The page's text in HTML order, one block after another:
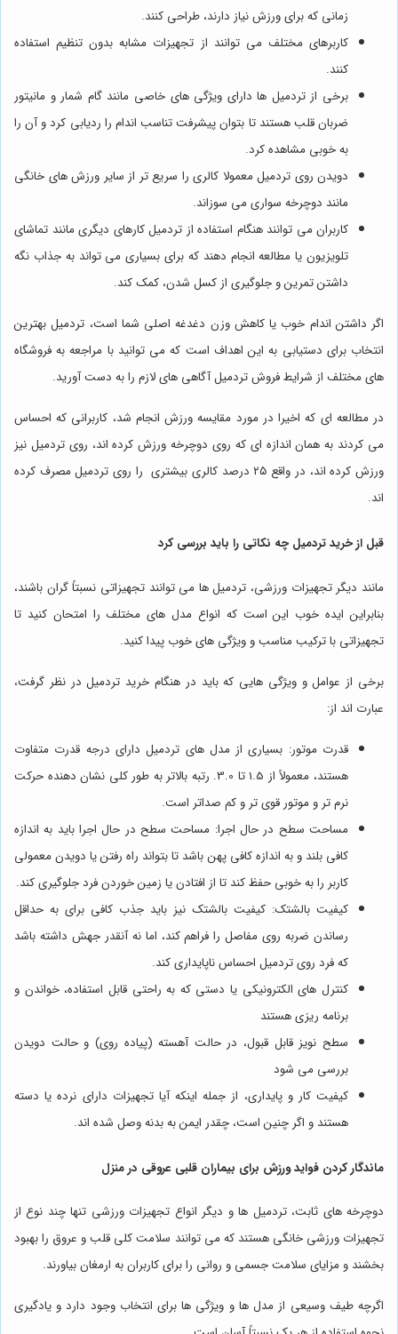
زمانی که برای ورزش نیاز دارند، طراحی کنند.
کاربرهای مختلف می توانند از تجهیزات مشابه بدون تنظیم استفاده
کنند.
برخی از تردمیل ها دارای ویژگی های خاصی مانند گام شمار و مانیتور
ضربان قلب هستند تا بتوان پیشرفت تناسب اندام را ردیابی کرد و آن را
به خوبی مشاهده کرد.
دویدن روی تردمیل معمولا کالری را سریع تر از سایر ورزش های خانگی
مانند دوچرخه سواری می سوزاند.
کاربران می توانند هنگام استفاده از تردمیل کارهای دیگری مانند تماشای
تلویزیون یا مطالعه انجام دهند که برای بسیاری می تواند به جذاب نگه
داشتن تمرین و جلوگیری از کسل شدن، کمک کند.
اگر داشتن اندام خوب یا کاهش وزن دغدغه اصلی شما است، تردمیل بهترین
انتخاب برای دستیابی به این اهداف است که می توانید با مراجعه به فروشگاه
های مختلف از شرایط فروش تردمیل آگاهی های لازم را به دست آورید.
در مطالعه ای که اخیرا در مورد مقایسه ورزش انجام شد، کاربرانی که احساس
می کردند به همان اندازه ای که روی دوچرخه ورزش کرده اند، روی تردمیل نیز
ورزش کرده اند، در واقع ۲۵ درصد کالری بیشتری را روی تردمیل مصرف کرده
اند.
قبل از خرید تردمیل چه نکاتی را باید بررسی کرد
مانند دیگر تجهیزات ورزشی، تردمیل ها می توانند تجهیزاتی نسبتاً گران باشند،
بنابراین ایده خوب این است که انواع مدل های مختلف را امتحان کنید تا
تجهیزاتی با ترکیب مناسب و ویژگی های خوب پیدا کنید.
برخی از عوامل و ویژگی هایی که باید در هنگام خرید تردمیل در نظر گرفت،
عبارت اند از:
قدرت موتور: بسیاری از مدل های تردمیل دارای درجه قدرت متفاوت
هستند، معمولاً از 1.5 تا 3.0. رتبه بالاتر به طور کلی نشان دهنده حرکت
نرم تر و موتور قوی تر و کم صداتر است.
مساحت سطح در حال اجرا: مساحت سطح در حال اجرا باید به اندازه
کافی بلند و به اندازه کافی پهن باشد تا بتواند راه رفتن یا دویدن معمولی
کاربر را به خوبی حفظ کند تا از افتادن یا زمین خوردن فرد جلوگیری کند.
کیفیت بالشتک: کیفیت بالشتک نیز باید جذب کافی برای به حداقل
رساندن ضربه روی مفاصل را فراهم کند، اما نه آنقدر جهش داشته باشد
که فرد روی تردمیل احساس ناپایداری کند.
کنترل های الکترونیکی یا دستی که به راحتی قابل استفاده، خواندن و
برنامه ریزی هستند
سطح نویز قابل قبول، در حالت آهسته (پیاده روی) و حالت دویدن
بررسی می شود
کیفیت کار و پایداری، از جمله اینکه آیا تجهیزات دارای نرده یا دسته
هستند و اگر چنین است، چقدر ایمن به بدنه وصل شده اند.
ماندگار کردن فواید ورزش برای بیماران قلبی عروقی در منزل
دوچرخه های ثابت، تردمیل ها و دیگر انواع تجهیزات ورزشی تنها چند نوع از
تجهیزات ورزشی خانگی هستند که می توانند سلامت کلی قلب و عروق را بهبود
بخشند و مزایای سلامت جسمی و روانی را برای کاربران به ارمغان بیاورند.
اگرچه طیف وسیعی از مدل ها و ویژگی ها برای انتخاب وجود دارد و یادگیری